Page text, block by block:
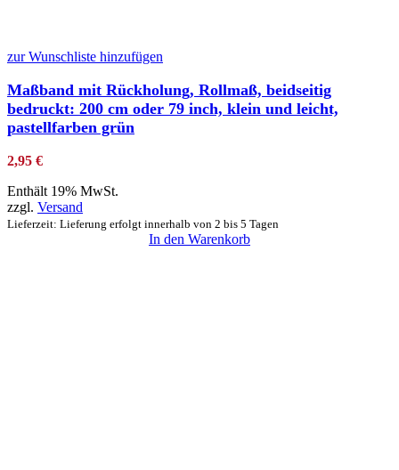
zur Wunschliste hinzufügen
Maßband mit Rückholung, Rollmaß, beidseitig
bedruckt: 200 cm oder 79 inch, klein und leicht,
pastellfarben grün
2,95 €
Enthält 19% MwSt.
zzgl. Versand
Lieferzeit: Lieferung erfolgt innerhalb von 2 bis 5 Tagen
In den Warenkorb